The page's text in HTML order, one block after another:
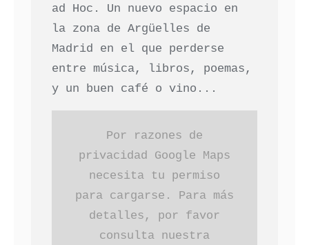
ad Hoc. Un nuevo espacio en
la zona de Argüelles de
Madrid en el que perderse
entre música, libros, poemas,
y un buen café o vino...
Por razones de
privacidad Google Maps
necesita tu permiso
para cargarse. Para más
detalles, por favor
consulta nuestra